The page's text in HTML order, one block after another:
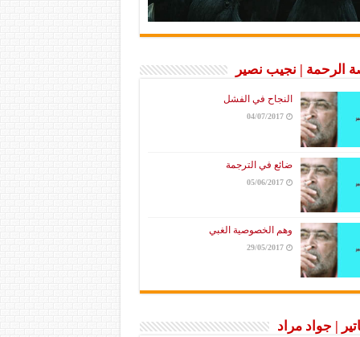
الرحمة | نجيب نصير
النجاح في الفشل
04/07/2017
ضائع في الترجمة
05/06/2017
وهم الخصوصية الغبي
29/05/2017
| جواد مراد